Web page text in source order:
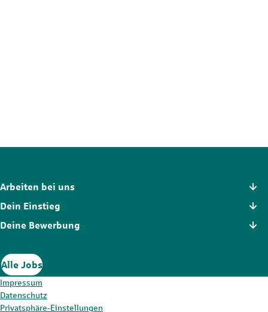
Arbeiten bei uns
Dein Einstieg
Deine Bewerbung
Alle Jobs
Impressum
Datenschutz
Privatsphäre-Einstellungen